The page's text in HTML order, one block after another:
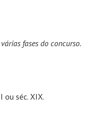
fases do concurso.
ou séc. XIX.